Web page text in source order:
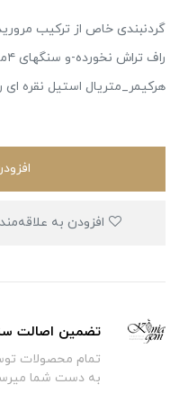
هرکیمر_متریال استیل نقره ای رنگ
تضمین اصالت
تمام محصولات
به دست شما